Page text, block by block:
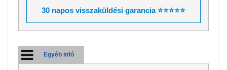
30 napos visszaküldési garancia ⭐⭐⭐⭐⭐
Egyéb infó